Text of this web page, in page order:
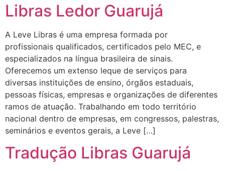
Libras Ledor Guarujá
A Leve Libras é uma empresa formada por
profissionais qualificados, certificados pelo MEC, e
especializados na língua brasileira de sinais.
Oferecemos um extenso leque de serviços para
diversas instituições de ensino, órgãos estaduais,
pessoas físicas, empresas e organizações de diferentes
ramos de atuação. Trabalhando em todo território
nacional dentro de empresas, em congressos, palestras,
seminários e eventos gerais, a Leve […]
Tradução Libras Guarujá